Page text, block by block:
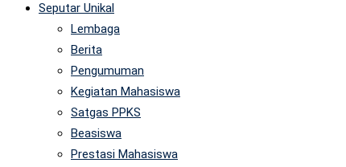
Seputar Unikal
Lembaga
Berita
Pengumuman
Kegiatan Mahasiswa
Satgas PPKS
Beasiswa
Prestasi Mahasiswa